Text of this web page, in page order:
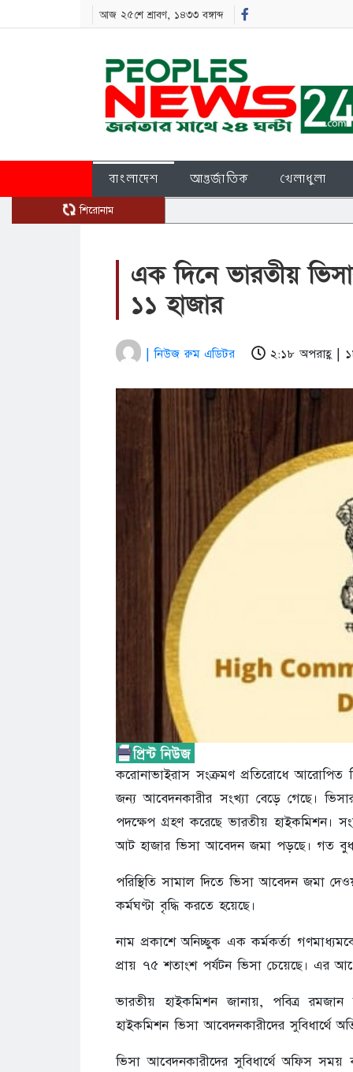
আজ ২৫শে শ্রাবণ, ১৪৩৩ বঙ্গাব্দ
বাংলাদেশ আন্তর্জাতিক খেলাধুলা
শিরোনাম
এক দিনে ভারতীয়
১১ হাজার
| নিউজ রুম এডিটর ২:১৮ অপরাহ্ণ |
করোনাভাইরাস সংক্রমণ প্রতিরোধে আরোপিত
জন্য আবেদনকারীর সংখ্যা বেড়ে গেছে।
পদক্ষেপ গ্রহণ করেছে ভারতীয় হাইকমিশন।
আট হাজার ভিসা আবেদন জমা পড়ছে। গত
পরিস্থিতি সামাল দিতে ভিসা আবেদন জমা
কর্মঘণ্টা বৃদ্ধি করতে হয়েছে।
নাম প্রকাশে অনিচ্ছুক এক কর্মকর্তা
প্রায় ৭৫ শতাংশ পর্যটন ভিসা চেয়েছে। এর
ভারতীয় হাইকমিশন জানায়, পবিত্র রমজান
হাইকমিশন ভিসা আবেদনকারীদের সুবিধার্থে
ভিসা আবেদনকারীদের সুবিধার্থে অফিস